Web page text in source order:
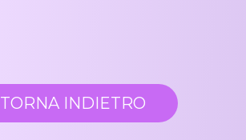
TORNA INDIETRO